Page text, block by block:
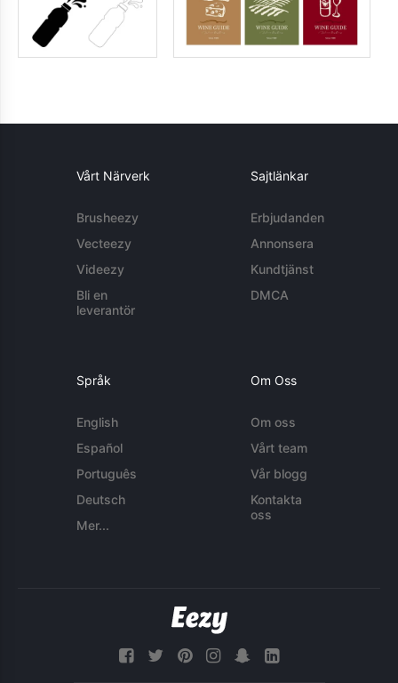
Vårt Närverk
Brusheezy
Vecteezy
Videezy
Bli en
leverantör
Sajtlänkar
Erbjudanden
Annonsera
Kundtjänst
DMCA
Språk
English
Español
Português
Deutsch
Mer...
Om Oss
Om oss
Vårt team
Vår blogg
Kontakta
oss